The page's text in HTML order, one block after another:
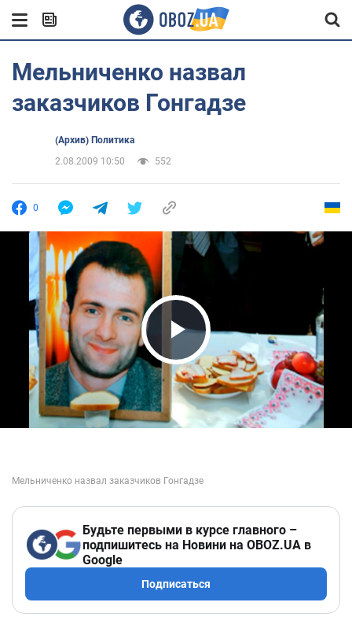
Мельниченко назвал
заказчиков Гонгадзе
(Архив) Политика
2.08.2009 10:50
552
0
Play Video
Будьте первыми в курсе главного –
подпишитесь на Новини на OBOZ.UA в
Google
Подписаться